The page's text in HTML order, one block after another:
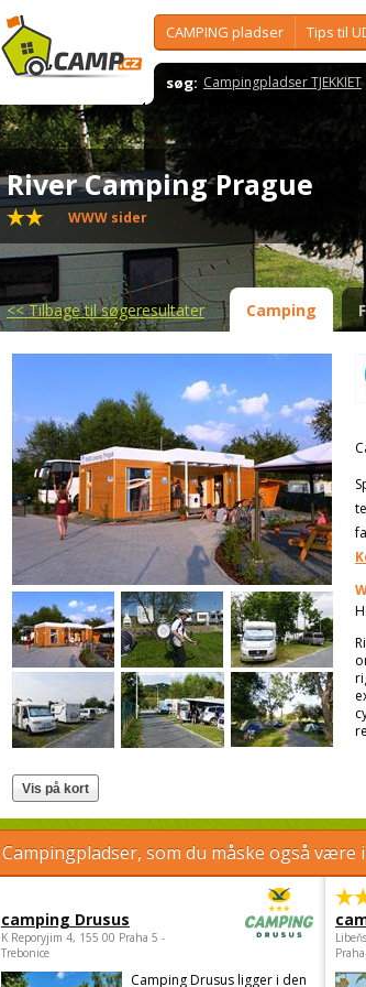
CAMPING pladser Tips til
søg: Campingpladser TJEKKIET
River Camping Prague
WWW sider
<<Tilbage til søgeresultater Camping
Campingpladser, som du måske også være
camping Drusus
K Reporyjim 4, 155 00 Praha 5 -
Trebonice
Camping Drusus ligger i den